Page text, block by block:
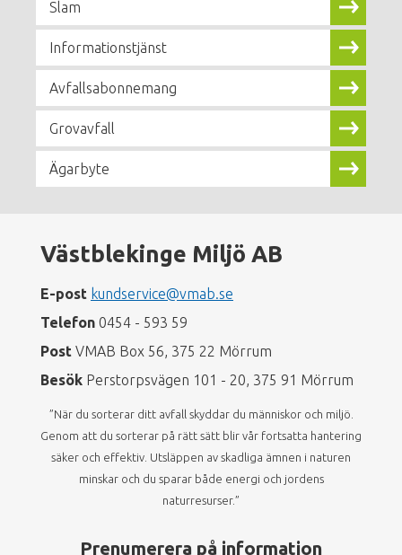
Slam
Informationstjänst
Avfallsabonnemang
Grovavfall
Ägarbyte
Västblekinge Miljö AB
E-post kundservice@vmab.se
Telefon 0454 - 593 59
Post VMAB Box 56, 375 22 Mörrum
Besök Perstorpsvägen 101 - 20, 375 91 Mörrum
”När du sorterar ditt avfall skyddar du människor och miljö.
Genom att du sorterar på rätt sätt blir vår fortsatta hantering
säker och effektiv. Utsläppen av skadliga ämnen i naturen
minskar och du sparar både energi och jordens
naturresurser.”
Prenumerera på information